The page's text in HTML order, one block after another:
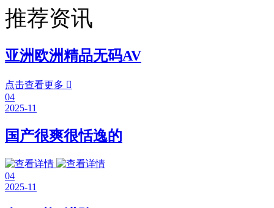
推荐资讯
亚洲欧洲精品无码AV
点击查看更多 
04
2025-11
国产很爽很恬逸的
04
2025-11